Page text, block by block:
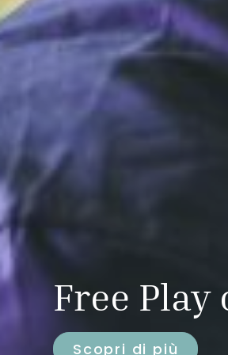
Più
privilegi